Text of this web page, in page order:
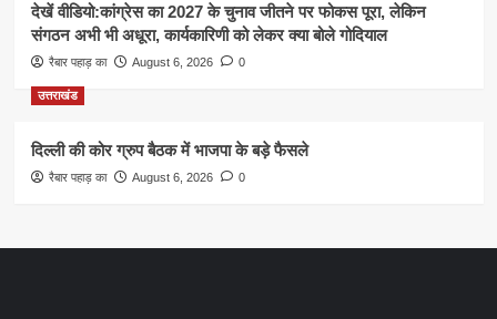
देखें वीडियो:कांग्रेस का 2027 के चुनाव जीतने पर फोकस पूरा, लेकिन
संगठन अभी भी अधूरा, कार्यकारिणी को लेकर क्या बोले गोदियाल
रैबार पहाड़ का August 6, 2026 0
उत्तराखंड
दिल्ली की कोर ग्रुप बैठक में भाजपा के बड़े फैसले
रैबार पहाड़ का August 6, 2026 0